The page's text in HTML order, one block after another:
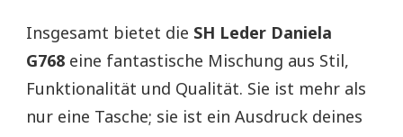
Insgesamt bietet die SH Leder Daniela
G768 eine fantastische Mischung aus Stil,
Funktionalität und Qualität. Sie ist mehr als
nur eine Tasche; sie ist ein Ausdruck deines